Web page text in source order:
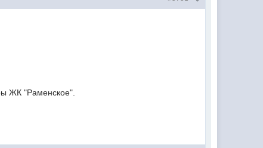
ЖК "Раменское".